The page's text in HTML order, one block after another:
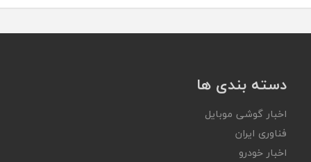
دسته بندی ها
اخبار گوشی موبایل
فناوری ایران
اخبار خودرو